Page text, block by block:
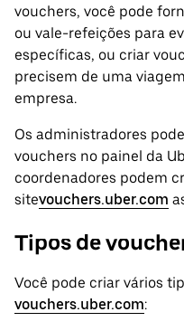
vouchers, você pode
ou vale-refeições para
específicas, ou criar
precisem de uma
empresa.
Os administradores
vouchers no painel da
coordenadores podem
sitevouchers.uber.com
Tipos de
Você pode criar vários
vouchers.uber.com: